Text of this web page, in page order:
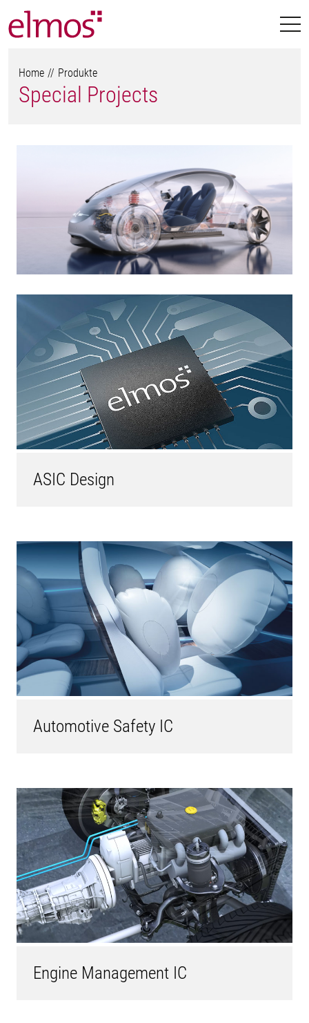
Home Produkte
Special Projects
ASIC Design
Automotive Safety IC
Engine Management IC